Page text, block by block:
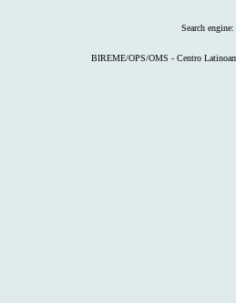
Search engine:
BIREME/OPS/OMS - Centro